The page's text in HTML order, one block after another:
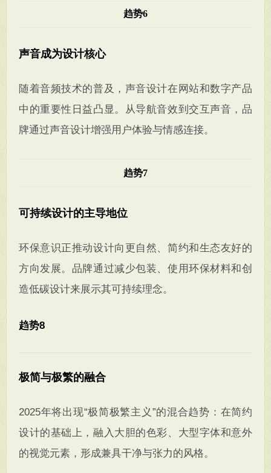
趋势6
声音成为设计核心
随着音频技术的普及，声音设计在网站和数字产品
中的重要性日益凸显。从导航音效到交互声音，品
牌通过声音设计增强用户体验与情感连接。
趋势7
可持续设计的主导地位
环保意识正推动设计向更自然、简约和生态友好的
方向发展。品牌通过减少包装、使用环保材料和创
造低碳设计来展示其可持续理念。
趋势8
极简与极繁的融合
2025年将出现“极简极繁主义”的混合趋势：在简约
设计的基础上，融入大胆的色彩、大型字体和意外
的视觉元素，形成兼具干净与张力的风格。